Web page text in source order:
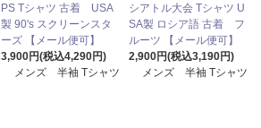
PS Tシャツ 古着 USA
製 90's スクリーンスタ
ーズ 【メール便可】
3,900円(税込4,290円)
メンズ 半袖 Tシャツ
シアトル大会 Tシャツ U
SA製 ロシア語 古着 フ
ルーツ 【メール便可】
2,900円(税込3,190円)
メンズ 半袖 Tシャツ